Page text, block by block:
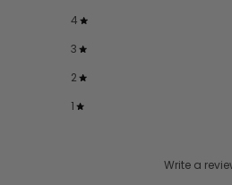
4
3
2
1
Write a